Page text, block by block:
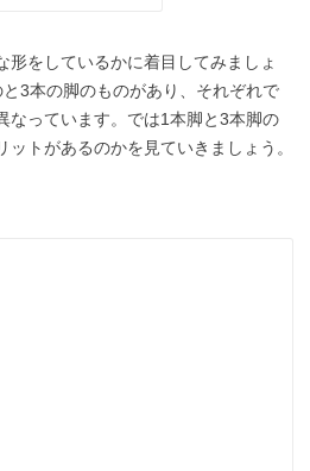
形をしているかに着目してみましょ
3本の脚のものがあり、それぞれで
なっています。では1本脚と3本脚の
トがあるのかを見ていきましょう。